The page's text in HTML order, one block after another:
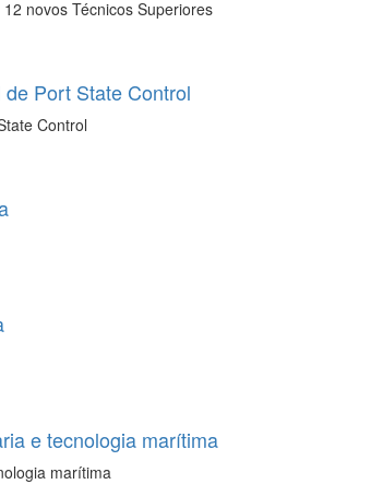
novos Técnicos Superiores
Port State Control
Control
e tecnologia marítima
marítima